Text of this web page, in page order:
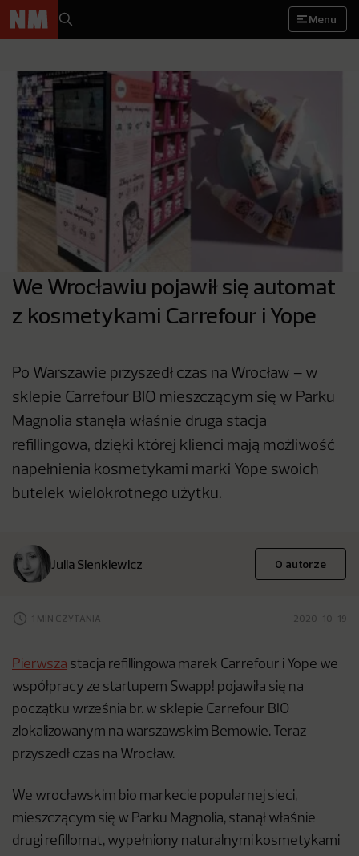
Menu
We Wrocławiu pojawił się automat
z kosmetykami Carrefour i Yope
Po Warszawie przyszedł czas na Wrocław – w
sklepie Carrefour BIO mieszczącym się w Parku
Magnolia stanęła właśnie druga stacja
refillingowa, dzięki której klienci mają możliwość
napełnienia kosmetykami marki Yope swoich
butelek wielokrotnego użytku.
Julia Sienkiewicz O autorze
1 MIN CZYTANIA 2020-10-19
Pierwsza stacja refillingowa marek Carrefour i Yope we
współpracy ze startupem Swapp! pojawiła się na
początku września br. w sklepie Carrefour BIO
zlokalizowanym na warszawskim Bemowie. Teraz
przyszedł czas na Wrocław.
We wrocławskim bio markecie popularnej sieci,
mieszczącym się w Parku Magnolia, stanął właśnie
drugi refillomat, wypełniony naturalnymi kosmetykami